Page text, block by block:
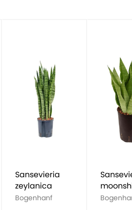
Sansevieria
zeylanica
Bogenhanf